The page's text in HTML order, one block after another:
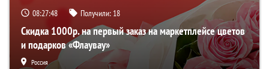
08:27:46 Получили: 18
Скидка 1000р. на первый заказ на маркетплейсе цветов
и подарков «Флаувау»
Россия